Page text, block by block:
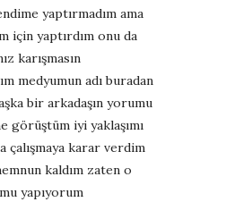
yaptırmadım ama
için yaptırdım onu da
karışmasın
medyumun adı buradan
bir arkadaşın yorumu
görüştüm iyi yaklaşımı
çalışmaya karar verdim
kaldım zaten o
yapıyorum